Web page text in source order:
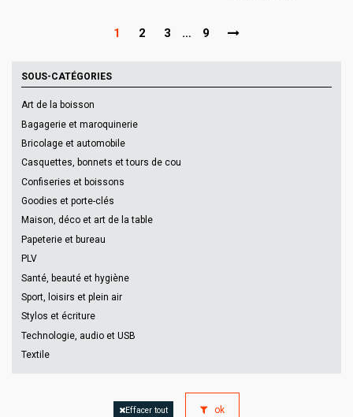
1 2 3 … 9
SOUS-CATÉGORIES
Art de la boisson
Bagagerie et maroquinerie
Bricolage et automobile
Casquettes, bonnets et tours de cou
Confiseries et boissons
Goodies et porte-clés
Maison, déco et art de la table
Papeterie et bureau
PLV
Santé, beauté et hygiène
Sport, loisirs et plein air
Stylos et écriture
Technologie, audio et USB
Textile
Effacer tout ok